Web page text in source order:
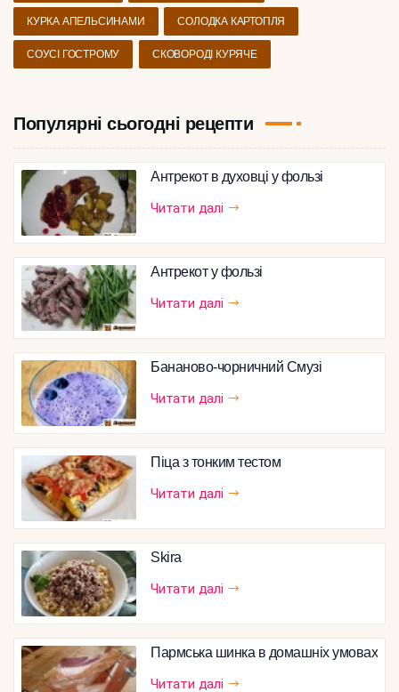
КУРКА АПЕЛЬСИНАМИ СОЛОДКА КАРТОПЛЯ
СОУСІ ГОСТРОМУ СКОВОРОДІ КУРЯЧЕ
Популярні сьогодні рецепти
Антрекот в духовці у фользі
Читати далі
Антрекот у фользі
Читати далі
Бананово-чорничний Смузі
Читати далі
Піца з тонким тестом
Читати далі
Skira
Читати далі
Пармська шинка в домашніх умовах
Читати далі